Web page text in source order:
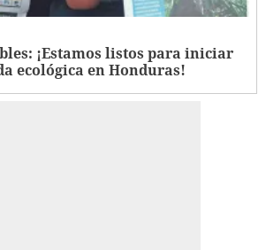
¡Estamos listos para iniciar
ecológica en Honduras!